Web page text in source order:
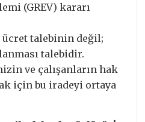
(GREV) kararı
ücret talebinin değil;
talebidir.
ve çalışanların hak
için bu iradeyi ortaya